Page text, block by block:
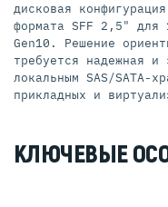
дисковая
формата SFF 2,5" для
Gen10. Решение
требуется надежная и
локальным SAS/SATA-
прикладных и
КЛЮЧЕВЫЕ